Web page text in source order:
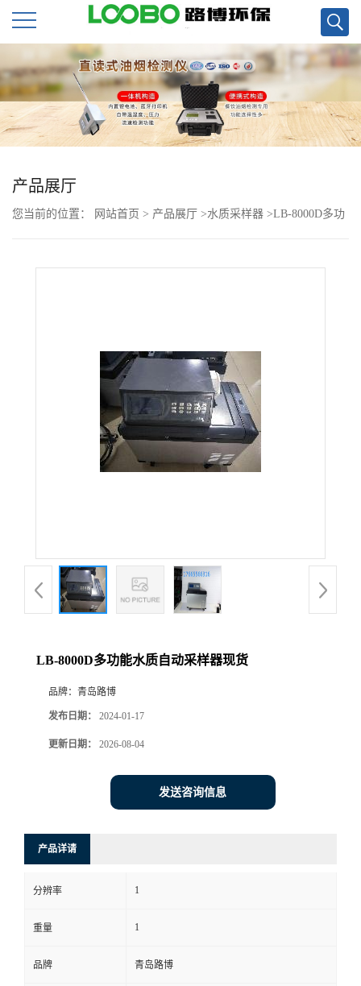
公
司
首
页
公
品
厅
产品展厅
您当前的位置： 网站首页 > 产品展厅 >水质采样器 >LB-8000D多功
LB-8000D多功能水质自动采样器现货
品牌： 青岛路博
发布日期： 2024-01-17
更新日期： 2026-08-04
发送咨询信息
产品详请
分辨率 1
重量 1
品牌 青岛路博